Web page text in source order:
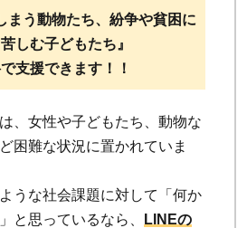
まう動物たち、紛争や貧困に
しむ子どもたち』
支援できます！！
、女性や子どもたち、動物な
困難な状況に置かれていま
うな社会課題に対して「何か
と思っているなら、
LINEの